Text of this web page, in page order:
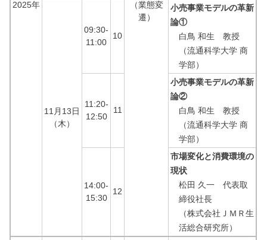
2025年
（業態変
遷）
11月13日
（木）
09:30-
11:00
10
小売事業モデルの革新
論①
白鳥 和生 教授
（流通科学大学 商
学部）
11:20-
12:50
11
小売事業モデルの革新
論②
白鳥 和生 教授
（流通科学大学 商
学部）
14:00-
15:30
12
市場変化と消費環境の
現状
松田 久一 代表取
締役社長
（株式会社ＪＭＲ生
活総合研究所）